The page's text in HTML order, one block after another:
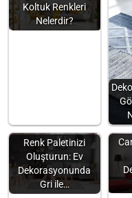
Koltuk Renkleri
Nelerdir?
Renk Paletinizi
Oluşturun: Ev
Dekorasyonunda
Gri ile…